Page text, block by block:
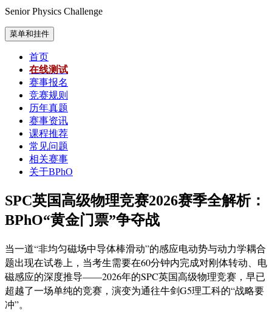
Senior Physics Challenge
菜单和挂件
首页
在线测试
赛事报名
竞赛规则
历年真题
赛事资讯
课程推荐
常见问题
相关赛事
关于BPhO
SPC英国高级物理竞赛2026赛季全解析：
BPhO“黄金门票”争夺战
当一道“非均匀磁场中导体棒滑动”的感应电动势与动力学耦合
题出现在试卷上，当考生需要在60分钟内完成对刚体转动、电
磁感应的深度推导——2026年的SPC英国高级物理竞赛，早已
超越了一场单纯的竞赛，演变为通往牛剑G5理工科的“战略要
冲”。